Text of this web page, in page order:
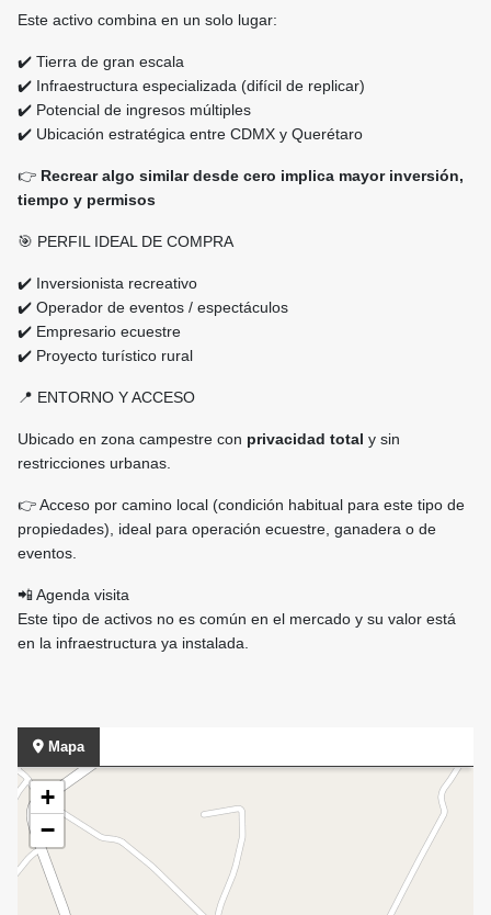
Este activo combina en un solo lugar:
✔️ Tierra de gran escala
✔️ Infraestructura especializada (difícil de replicar)
✔️ Potencial de ingresos múltiples
✔️ Ubicación estratégica entre CDMX y Querétaro
👉 Recrear algo similar desde cero implica mayor inversión,
tiempo y permisos
🎯 PERFIL IDEAL DE COMPRA
✔️ Inversionista recreativo
✔️ Operador de eventos / espectáculos
✔️ Empresario ecuestre
✔️ Proyecto turístico rural
📍 ENTORNO Y ACCESO
Ubicado en zona campestre con privacidad total y sin
restricciones urbanas.
👉 Acceso por camino local (condición habitual para este tipo de
propiedades), ideal para operación ecuestre, ganadera o de
eventos.
📲 Agenda visita
Este tipo de activos no es común en el mercado y su valor está
en la infraestructura ya instalada.
Mapa
+
−